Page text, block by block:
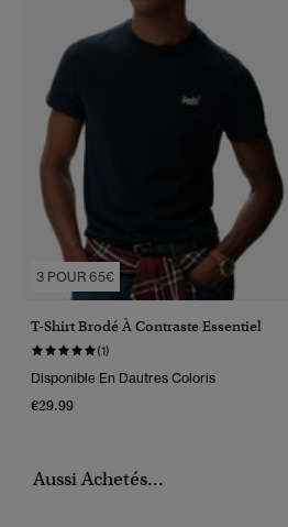
3 POUR 65€
T-Shirt Brodé À Contraste Essentiel
(1)
Disponible En Dautres Coloris
€29.99
Aussi Achetés...